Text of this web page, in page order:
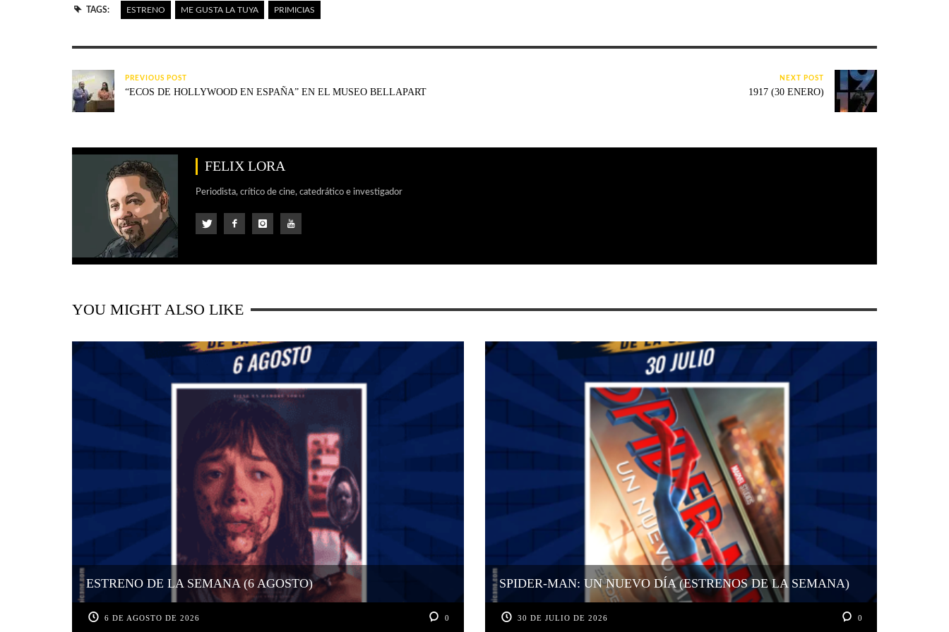
TAGS: ESTRENO ME GUSTA LA TUYA PRIMICIAS
PREVIOUS POST
“ECOS DE HOLLYWOOD EN ESPAÑA” EN EL MUSEO BELLAPART
NEXT POST
1917 (30 ENERO)
FELIX LORA
Periodista, crítico de cine, catedrático e investigador
YOU MIGHT ALSO LIKE
ESTRENO DE LA SEMANA (6 AGOSTO)
6 DE AGOSTO DE 2026 0
SPIDER-MAN: UN NUEVO DÍA (ESTRENOS DE LA SEMANA)
30 DE JULIO DE 2026 0